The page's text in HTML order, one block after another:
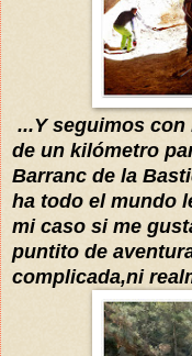
...Y seguimos
de un kilómetro
Barranc de la
ha todo el mundo
mi caso si me
puntito de
complicada,ni